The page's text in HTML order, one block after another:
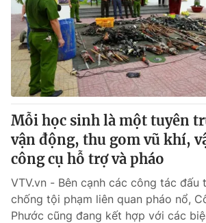
Cơ quan chủ quản:Đài Truyền hình Việt
Cơ quan báo chí:Thời báo VTV
Giấy phép hoạt động báo in và báo điện
cấp ngày 29/12/2023
Tổng Biên tập:Vũ Thanh Thủy
Phó Tổng Biên tập:Nguyễn Thị Mỹ Hạnh,
Nguyễn Trọng Ninh
Tổng đài VTV:024.38 355 931 - 024.38
Ðiện thoại Thời báo VTV:
024.66 897 897
Email:toasoan@vtv.vn
Liên hệ quảng cáo:024-7300.7108
Mỗi học sinh là một tuyên
vận động, thu gom vũ khí,
công cụ hỗ trợ và pháo
VTV.vn - Bên cạnh các công tác đấu
chống tội phạm liên quan pháo nổ,
Phước cũng đang kết hợp với các